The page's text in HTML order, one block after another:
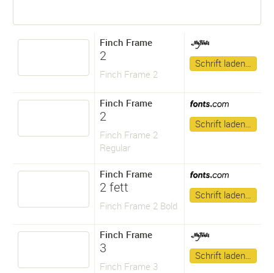
Finch Frame
2
Finch Frame 2
Schrift laden…
Finch Frame
2
Finch Frame 2
Regular
Schrift laden…
Finch Frame
2 fett
Finch Frame 2 Bold
Schrift laden…
Finch Frame
3
Finch Frame 3
Schrift laden…